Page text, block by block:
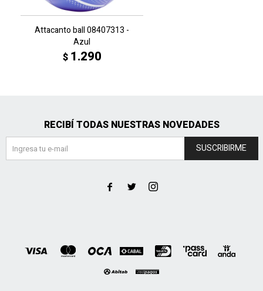
Attacanto ball 08407313 -
Azul
$ 1.290
RECIBÍ TODAS NUESTRAS NOVEDADES
SUSCRIBIRME
  